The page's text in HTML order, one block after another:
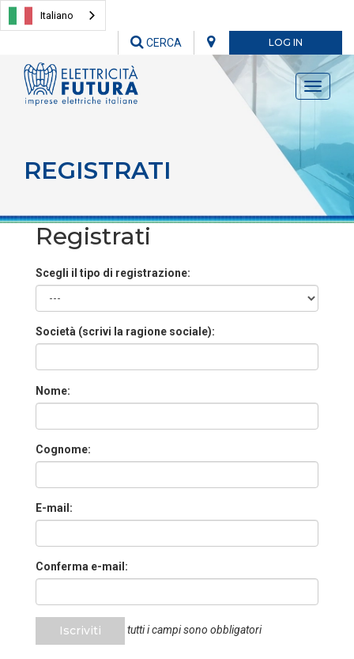
Italiano
LOG IN
CERCA
Toggle
REGISTRATI
Registrati
Scegli il tipo di registrazione:
Società (scrivi la ragione sociale):
Nome:
Cognome:
E-mail:
Conferma e-mail:
Iscriviti tutti i campi sono obbligatori